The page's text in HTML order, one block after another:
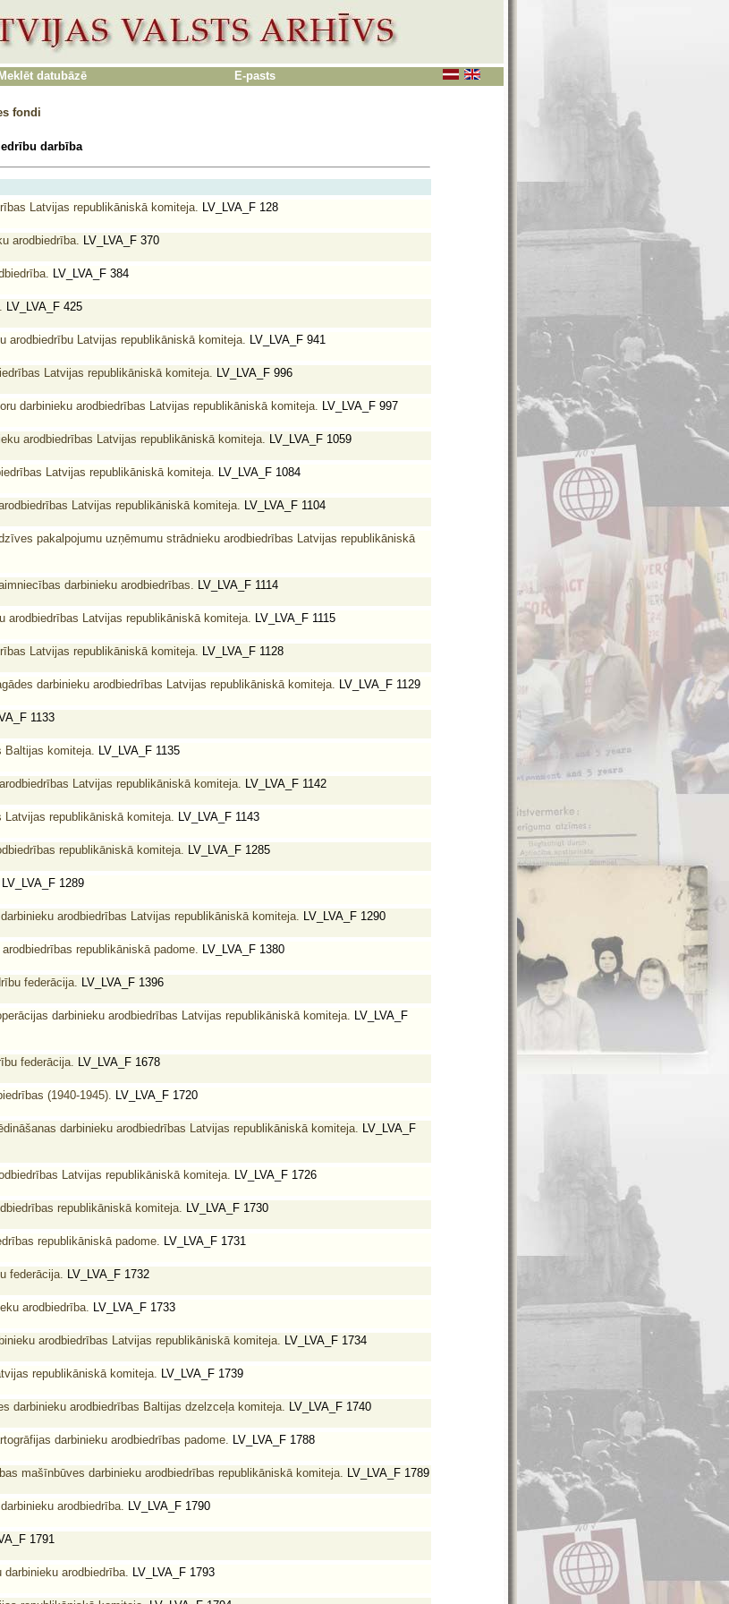
Meklēt datubāzē E-pasts
fondi
darbība
Latvijas republikāniskā komiteja. LV_LVA_F 128
arodbiedrība. LV_LVA_F 370
LV_LVA_F 384
LV_LVA_F 425
arodbiedrību Latvijas republikāniskā komiteja. LV_LVA_F 941
Latvijas republikāniskā komiteja. LV_LVA_F 996
darbinieku arodbiedrības Latvijas republikāniskā komiteja. LV_LVA_F 997
arodbiedrības Latvijas republikāniskā komiteja. LV_LVA_F 1059
Latvijas republikāniskā komiteja. LV_LVA_F 1084
Latvijas republikāniskā komiteja. LV_LVA_F 1104
pakalpojumu uzņēmumu strādnieku arodbiedrības Latvijas republikāniskā
darbinieku arodbiedrības. LV_LVA_F 1114
arodbiedrības Latvijas republikāniskā komiteja. LV_LVA_F 1115
Latvijas republikāniskā komiteja. LV_LVA_F 1128
darbinieku arodbiedrības Latvijas republikāniskā komiteja. LV_LVA_F 1129
1133
Baltijas komiteja. LV_LVA_F 1135
Latvijas republikāniskā komiteja. LV_LVA_F 1142
republikāniskā komiteja. LV_LVA_F 1143
republikāniskā komiteja. LV_LVA_F 1285
LV_LVA_F 1289
arodbiedrības Latvijas republikāniskā komiteja. LV_LVA_F 1290
republikāniskā padome. LV_LVA_F 1380
federācija. LV_LVA_F 1396
darbinieku arodbiedrības Latvijas republikāniskā komiteja. LV_LVA_F
federācija. LV_LVA_F 1678
(1940-1945). LV_LVA_F 1720
darbinieku arodbiedrības Latvijas republikāniskā komiteja. LV_LVA_F
Latvijas republikāniskā komiteja. LV_LVA_F 1726
republikāniskā komiteja. LV_LVA_F 1730
republikāniskā padome. LV_LVA_F 1731
federācija. LV_LVA_F 1732
arodbiedrība. LV_LVA_F 1733
arodbiedrības Latvijas republikāniskā komiteja. LV_LVA_F 1734
republikāniskā komiteja. LV_LVA_F 1739
darbinieku arodbiedrības Baltijas dzelzceļa komiteja. LV_LVA_F 1740
darbinieku arodbiedrības padome. LV_LVA_F 1788
mašīnbūves darbinieku arodbiedrības republikāniskā komiteja. LV_LVA_F 1789
arodbiedrība. LV_LVA_F 1790
1791
arodbiedrība. LV_LVA_F 1793